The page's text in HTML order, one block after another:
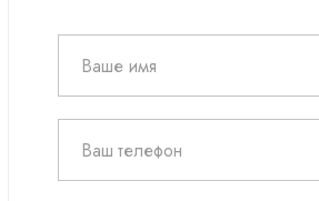
Ваше имя
Ваш телефон